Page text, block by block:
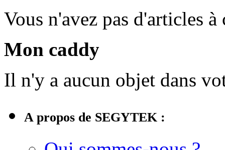
Vous n'avez pas d'articles à
Mon caddy
Il n'y a aucun objet dans
A propos de SEGYTEK :